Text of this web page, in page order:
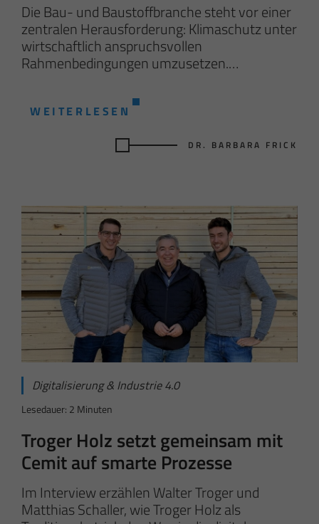
Die Bau- und Baustoffbranche steht vor einer
zentralen Herausforderung: Klimaschutz unter
wirtschaftlich anspruchsvollen
Rahmenbedingungen umzusetzen.…
WEITERLESEN
DR. BARBARA FRICK
Digitalisierung & Industrie 4.0
Lesedauer: 2 Minuten
Troger Holz setzt gemeinsam mit
Cemit auf smarte Prozesse
Im Interview erzählen Walter Troger und
Matthias Schaller, wie Troger Holz als